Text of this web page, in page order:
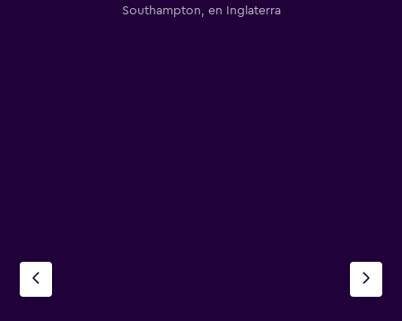
Southampton, en Inglaterra